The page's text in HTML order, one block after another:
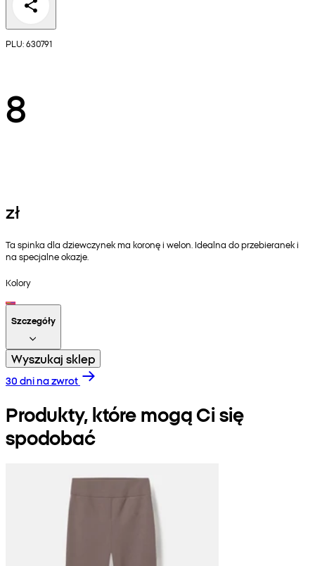
PLU: 630791
8
zł
Ta spinka dla dziewczynek ma koronę i welon. Idealna do przebieranek i
na specjalne okazje.
Kolory
Szczegóły
Wyszukaj sklep
30 dni na zwrot
Produkty, które mogą Ci się
spodobać